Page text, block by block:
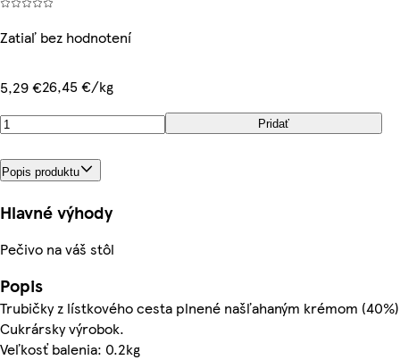
Zatiaľ bez hodnotení
5,29 €26,45 €/kg
Pridať
Popis produktu
Hlavné výhody
Pečivo na váš stôl
Popis
Trubičky z lístkového cesta plnené našľahaným krémom
Cukrársky výrobok.
Veľkosť balenia: 0.2kg